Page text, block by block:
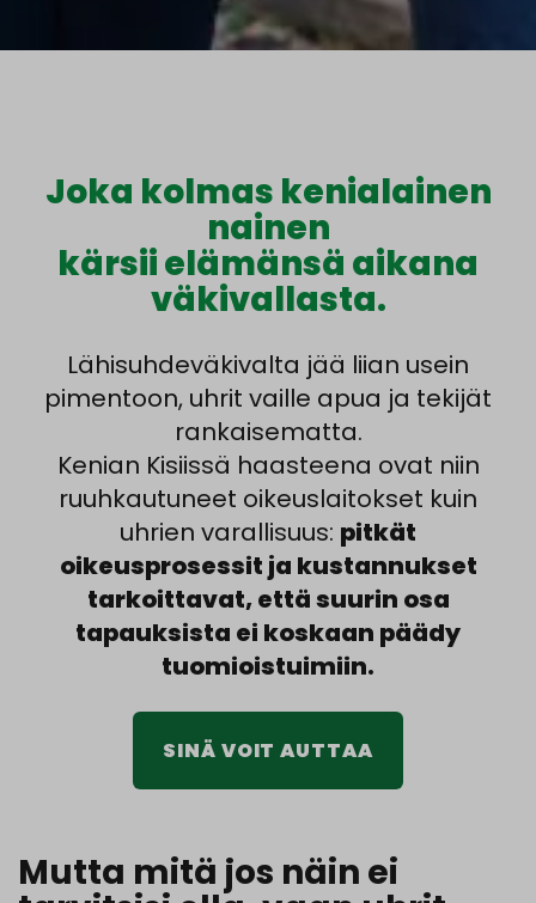
Joka kolmas kenialainen
nainen
kärsii elämänsä aikana
väkivallasta.
Lähisuhdeväkivalta jää liian usein
pimentoon, uhrit vaille apua ja tekijät
rankaisematta.
Kenian Kisiissä haasteena ovat niin
ruuhkautuneet oikeuslaitokset kuin
uhrien varallisuus: pitkät
oikeusprosessit ja kustannukset
tarkoittavat, että suurin osa
tapauksista ei koskaan päädy
tuomioistuimiin.
SINÄ VOIT AUTTAA
Mutta mitä jos näin ei